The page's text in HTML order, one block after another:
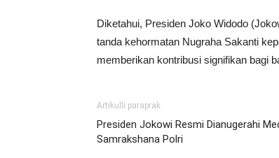
Diketahui, Presiden Joko Widodo
tanda kehormatan Nugraha Sakanti
memberikan kontribusi signifikan bagi
Artikulli paraprak
Presiden Jokowi Resmi Dianugerahi
Samrakshana Polri